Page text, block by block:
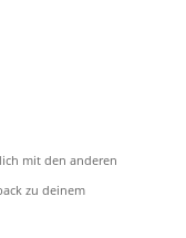
mit den anderen
zu deinem